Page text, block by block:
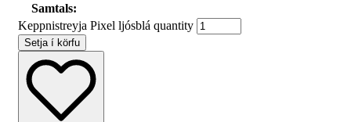
Samtals:
Keppnistreyja Pixel ljósblá quantity
Setja í körfu